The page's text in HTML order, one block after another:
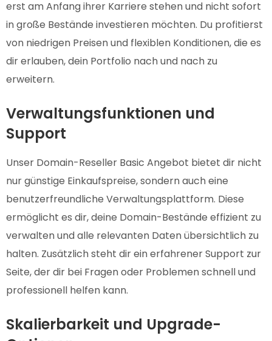
erst am Anfang ihrer Karriere stehen und nicht sofort
in große Bestände investieren möchten. Du profitierst
von niedrigen Preisen und flexiblen Konditionen, die es
dir erlauben, dein Portfolio nach und nach zu
erweitern.
Verwaltungsfunktionen und
Support
Unser Domain-Reseller Basic Angebot bietet dir nicht
nur günstige Einkaufspreise, sondern auch eine
benutzerfreundliche Verwaltungsplattform. Diese
ermöglicht es dir, deine Domain-Bestände effizient zu
verwalten und alle relevanten Daten übersichtlich zu
halten. Zusätzlich steht dir ein erfahrener Support zur
Seite, der dir bei Fragen oder Problemen schnell und
professionell helfen kann.
Skalierbarkeit und Upgrade-